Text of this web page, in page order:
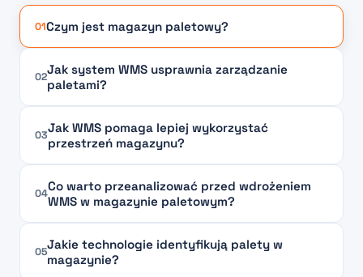
01Czym jest magazyn paletowy?
02Jak system WMS usprawnia zarządzanie
paletami?
03Jak WMS pomaga lepiej wykorzystać
przestrzeń magazynu?
04Co warto przeanalizować przed wdrożeniem
WMS w magazynie paletowym?
05Jakie technologie identyfikują palety w
magazynie?